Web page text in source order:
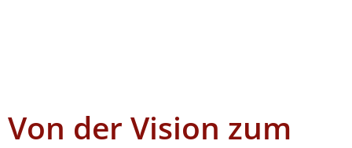
Von der Vision zum